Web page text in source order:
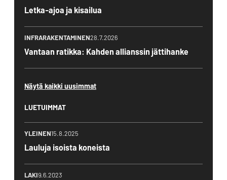
Letka-ajoa ja kisailua
INFRARAKENTAMINEN28.7.2026
Vantaan ratikka: Kahden allianssin jättihanke
Näytä kaikki uusimmat
LUETUIMMAT
YLEINEN15.8.2025
Lauluja isoista koneista
LAKI9.6.2023